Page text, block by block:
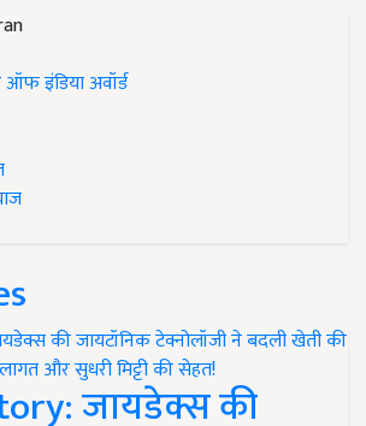
ऑफ इंडिया अवॉर्ड
जायडेक्स की